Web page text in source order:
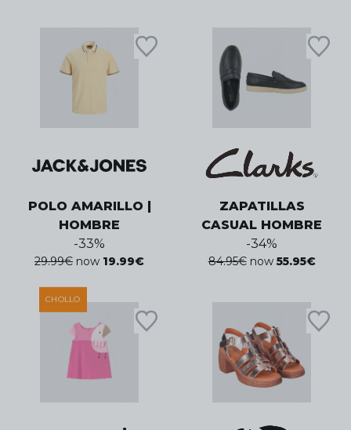
POLO AMARILLO |
HOMBRE
-33%
29.99€ now 19.99€
ZAPATILLAS
CASUAL HOMBRE
-34%
84.95€ now 55.95€
CHOLLO